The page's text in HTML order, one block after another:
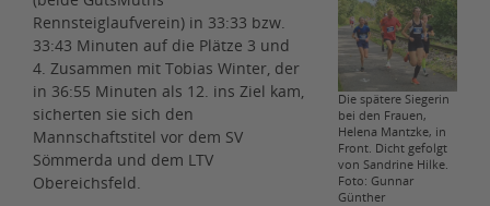
Rennsteiglaufverein) in 33:33 bzw.
33:43 Minuten auf die Plätze 3 und
4. Zusammen mit Tobias Winter, der
in 36:55 Minuten als 12. ins Ziel kam,
sicherten sie sich den
Mannschaftstitel vor dem SV
Sömmerda und dem LTV
Obereichsfeld.
Die spätere Siegerin
bei den Frauen,
Helena Mantzke, in
Front. Dicht gefolgt
von Sandrine Hilke.
Foto: Gunnar
Günther